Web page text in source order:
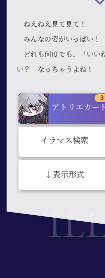
ねえねえ見て見て！
みんなの姿がいっぱい！
どれも何度でも、「いい
い？ なっちゃうよね！
アトリエカー
3
イラマス検索
↓表示形式